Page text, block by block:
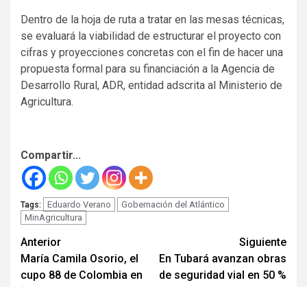
Dentro de la hoja de ruta a tratar en las mesas técnicas,
se evaluará la viabilidad de estructurar el proyecto con
cifras y proyecciones concretas con el fin de hacer una
propuesta formal para su financiación a la Agencia de
Desarrollo Rural, ADR, entidad adscrita al Ministerio de
Agricultura.
Compartir...
Tags: Eduardo Verano
Gobernación del Atlántico
MinAgricultura
Seguir
leyendo
Anterior
María Camila Osorio, el
cupo 88 de Colombia en
Siguiente
En Tubará avanzan obras
de seguridad vial en 50 %